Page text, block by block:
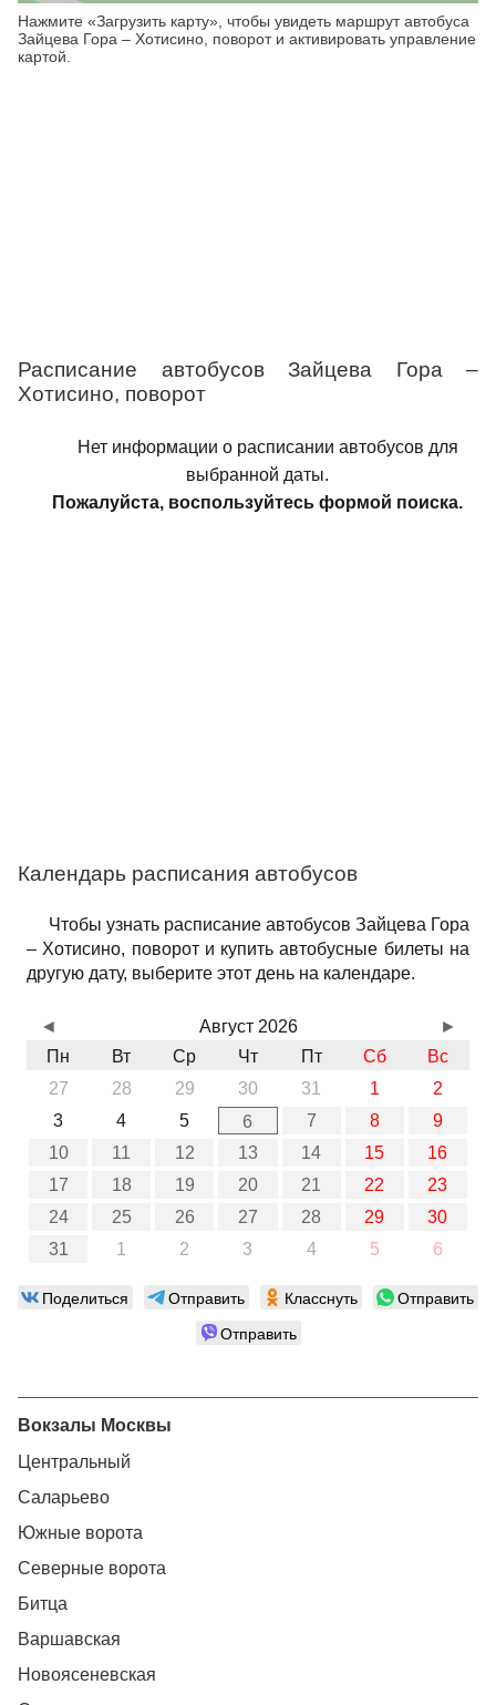
Нажмите «Загрузить карту», чтобы увидеть маршрут автобуса
Зайцева Гора – Хотисино, поворот и активировать управление
картой.
Расписание автобусов Зайцева Гора –
Хотисино, поворот
Нет информации о расписании автобусов для
выбранной даты.
Пожалуйста, воспользуйтесь формой поиска.
Календарь расписания автобусов
Чтобы узнать расписание автобусов Зайцева Гора
– Хотисино, поворот и купить автобусные билеты на
другую дату, выберите этот день на календаре.
Август 2026
Пн
Вт Ср Чт Пт Сб
Вс
27
28 29 30 31 1
2
3
4 5 6 7 8
9
10
11 12 13 14 15
16
17
18 19 20 21 22
23
24
25 26 27 28 29
30
31
1 2 3 4 5 6
◄ ►
Поделиться Отправить Класснуть
Отправить
Отправить
Вокзалы Москвы
Центральный
Саларьево
Южные ворота
Северные ворота
Битца
Варшавская
Новоясеневская